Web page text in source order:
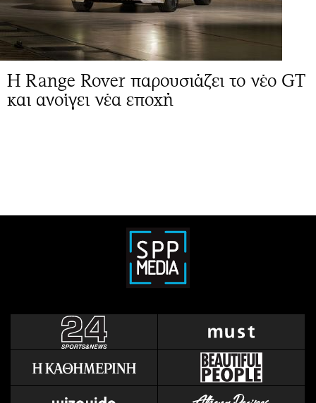
Η Range Rover παρουσιάζει το νέο GT
και ανοίγει νέα εποχή